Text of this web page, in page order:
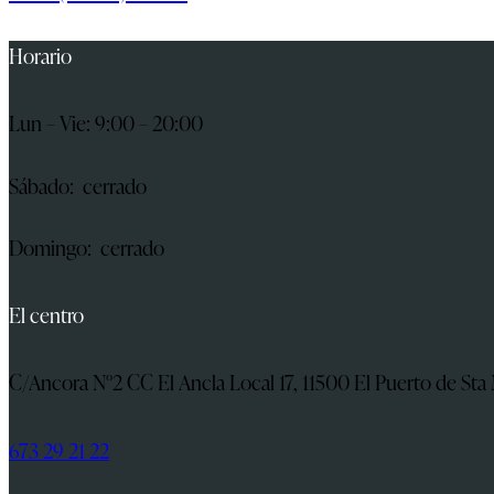
Horario
Lun – Vie: 9:00 – 20:00
Sábado: cerrado
Domingo: cerrado
El centro
C/Ancora N°2 CC El Ancla Local 17, 11500 El Puerto de
673 29 21 22